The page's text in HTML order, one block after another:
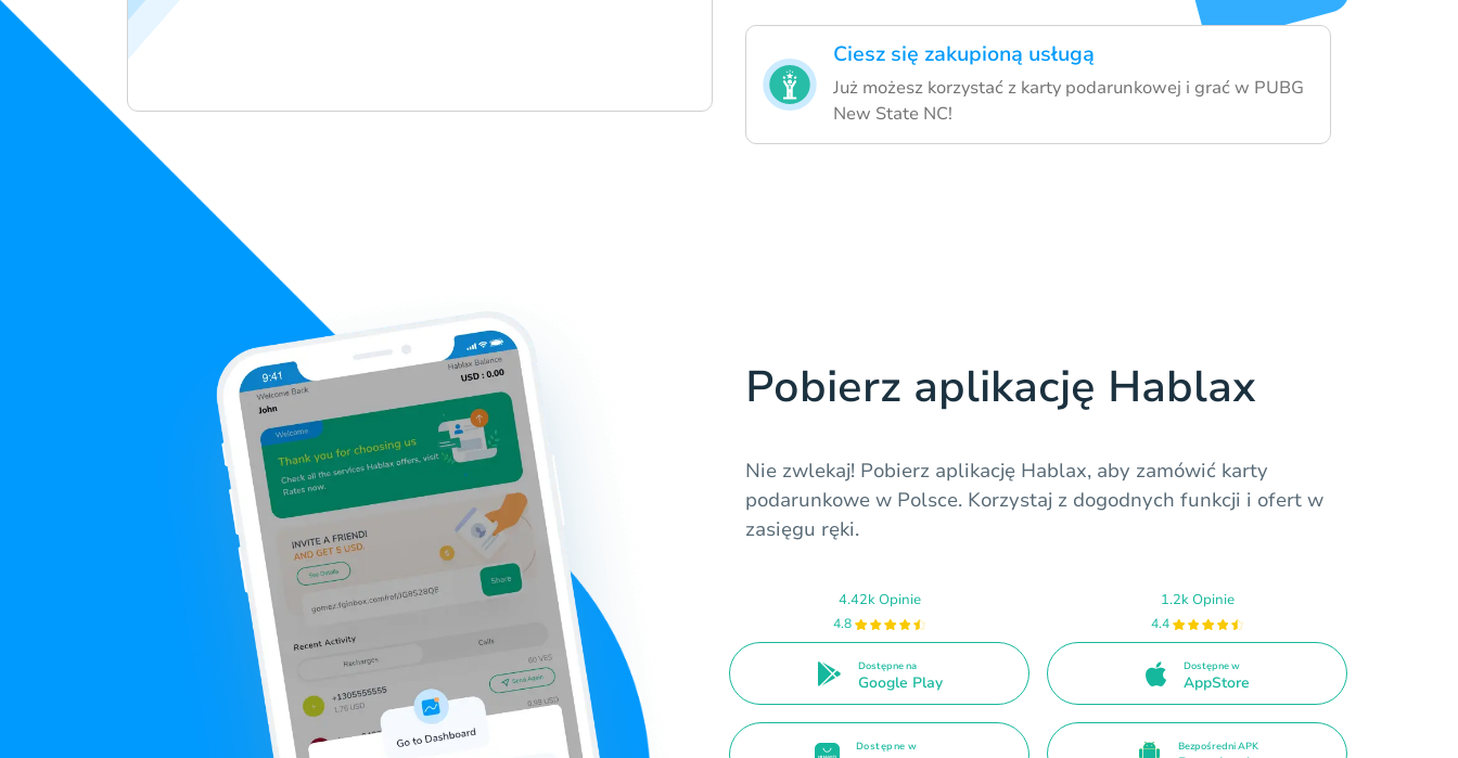
Ciesz się zakupioną usługą
Już możesz korzystać z karty podarunkowej i grać w PUBG
New State NC!
Pobierz aplikację Hablax
Nie zwlekaj! Pobierz aplikację Hablax, aby zamówić karty
podarunkowe w Polsce. Korzystaj z dogodnych funkcji i ofert w
zasięgu ręki.
4.42k Opinie
4.8
Dostępne na
Google Play
1.2k Opinie
4.4
Dostępne w
AppStore
Dostępne w Bezpośredni APK